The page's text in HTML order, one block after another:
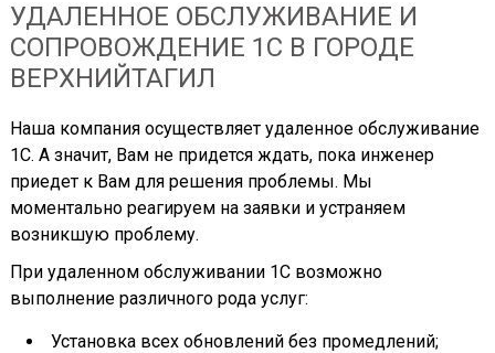
УДАЛЕННОЕ ОБСЛУЖИВАНИЕ И
СОПРОВОЖДЕНИЕ 1С В ГОРОДЕ
ВЕРХНИЙТАГИЛ
Наша компания осуществляет удаленное обслуживание
1С. А значит, Вам не придется ждать, пока инженер
приедет к Вам для решения проблемы. Мы
моментально реагируем на заявки и устраняем
возникшую проблему.
При удаленном обслуживании 1С возможно
выполнение различного рода услуг:
Установка всех обновлений без промедлений;